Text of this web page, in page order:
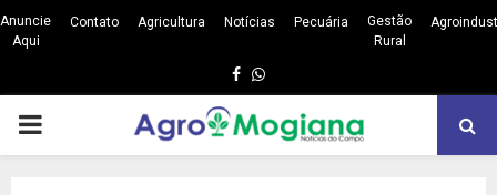
Anuncie
Aqui
Contato Agricultura Notícias Pecuária
Gestão
Rural
Facebook
Whatsapp
PRIMARY